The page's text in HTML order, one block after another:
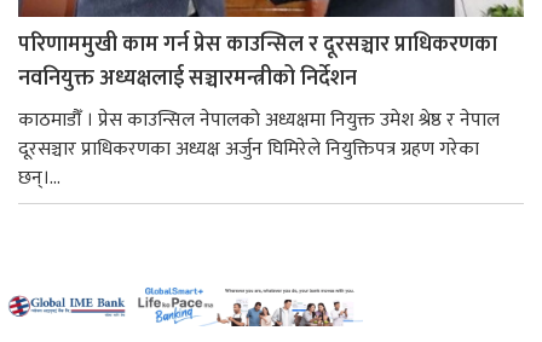
परिणाममुखी काम गर्न प्रेस काउन्सिल र दूरसञ्चार प्राधिकरणका
नवनियुक्त अध्यक्षलाई सञ्चारमन्त्रीको निर्देशन
काठमाडौँ । प्रेस काउन्सिल नेपालको अध्यक्षमा नियुक्त उमेश श्रेष्ठ र नेपाल
दूरसञ्चार प्राधिकरणका अध्यक्ष अर्जुन घिमिरेले नियुक्तिपत्र ग्रहण गरेका
छन्।...